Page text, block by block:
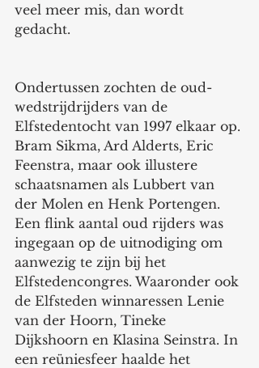
veel meer mis, dan wordt
gedacht.
Ondertussen zochten de oud-
wedstrijdrijders van de
Elfstedentocht van 1997 elkaar op.
Bram Sikma, Ard Alderts, Eric
Feenstra, maar ook illustere
schaatsnamen als Lubbert van
der Molen en Henk Portengen.
Een flink aantal oud rijders was
ingegaan op de uitnodiging om
aanwezig te zijn bij het
Elfstedencongres. Waaronder ook
de Elfsteden winnaressen Lenie
van der Hoorn, Tineke
Dijkshoorn en Klasina Seinstra. In
een reüniesfeer haalde het